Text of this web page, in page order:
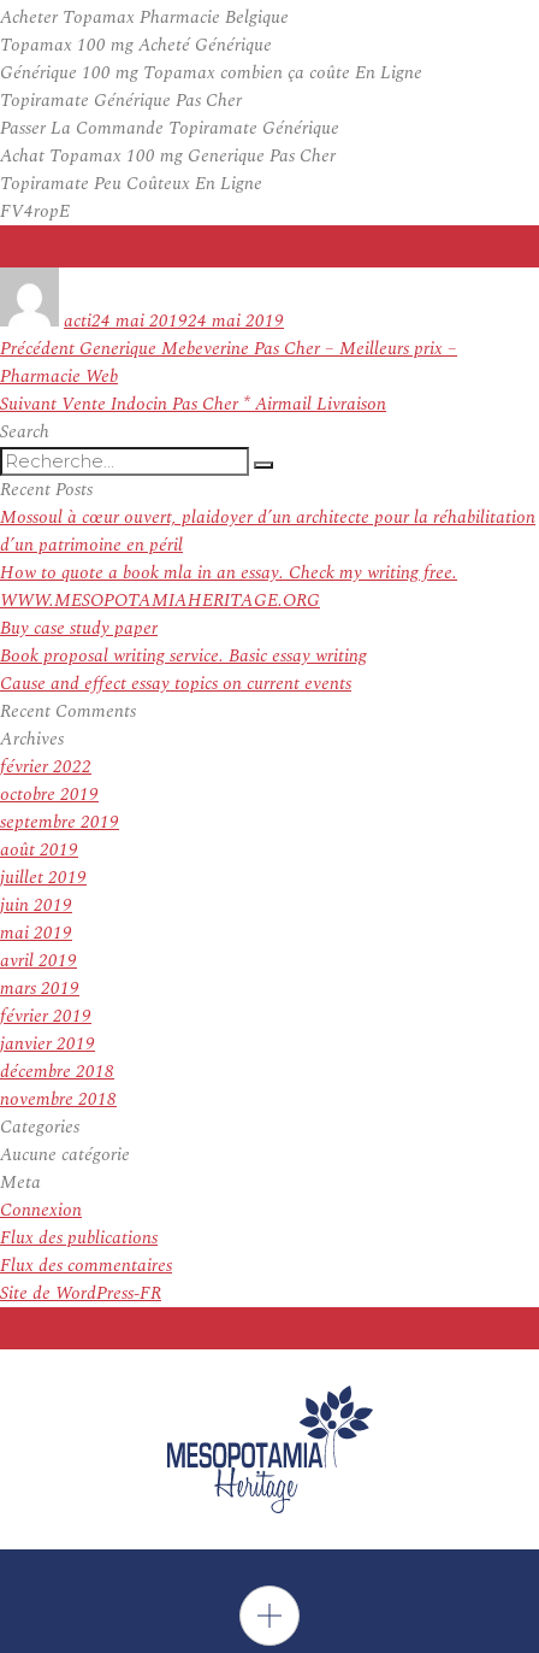
Acheter Topamax Pharmacie Belgique
Topamax 100 mg Acheté Générique
Générique 100 mg Topamax combien ça coûte En Ligne
Topiramate Générique Pas Cher
Passer La Commande Topiramate Générique
Achat Topamax 100 mg Generique Pas Cher
Topiramate Peu Coûteux En Ligne
FV4ropE
actile
24 mai 201924 mai 2019
Navigation
de
l’article
Précédent Article
précédent :
Generique Mebeverine Pas Cher – Meilleurs prix –
Pharmacie Web
Suivant Article
Vente Indocin Pas Cher * Airmail Livraison
Search
Recherche
pour
:
Recherche
Recent Posts
Mossoul à cœur ouvert, plaidoyer d’un architecte pour la réhabilitation
d’un patrimoine en péril
How to quote a book mla in an essay. Check my writing free.
WWW.MESOPOTAMIAHERITAGE.ORG
Buy case study paper
Book proposal writing service. Basic essay writing
Cause and effect essay topics on current events
Recent Comments
Archives
février 2022
octobre 2019
septembre 2019
août 2019
juillet 2019
juin 2019
mai 2019
avril 2019
mars 2019
février 2019
janvier 2019
décembre 2018
novembre 2018
Categories
Aucune catégorie
Meta
Connexion
Flux des publications
Flux des commentaires
Site de WordPress-FR